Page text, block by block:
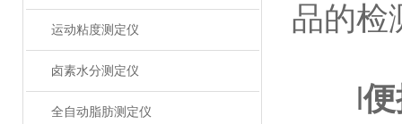
运动粘度测定仪
卤素水分测定仪
全自动脂肪测定仪
品的检
l